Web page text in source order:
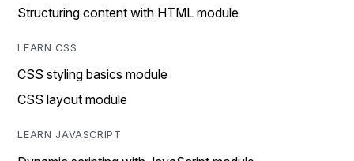
Structuring content with HTML module
LEARN CSS
CSS styling basics module
CSS layout module
LEARN JAVASCRIPT